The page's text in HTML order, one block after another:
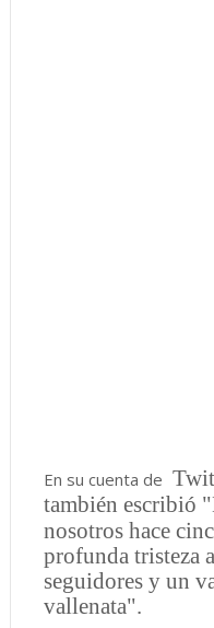
En su cuenta de
también escribió "
nosotros hace
profunda tristeza
seguidores y un
vallenata".